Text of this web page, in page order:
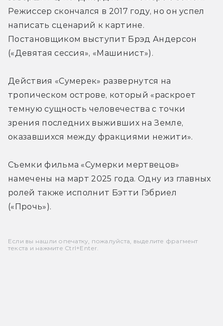
Режиссер скончался в 2017 году, но он успел
написать сценарий к картине.
Постановщиком выступит Брэд Андерсон
(«Девятая сессия», «Машинист»).
Действия «Сумерек» развернутся на
тропическом острове, который «раскроет
темную сущность человечества с точки
зрения последних выживших на Земле,
оказавшихся между фракциями нежити».
Съемки фильма
намечены на март 2025 года. Одну из главных
ролей также исполнит Бэтти Гэбриел
(«Прочь»).
Если вы нашли опечатку, пожалуйста, выделите фрагмент
текста и нажмите Ctrl+Enter.